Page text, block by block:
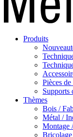
Produits
Pièces
Supports
Thèmes
Bois /
Métal /
Montage